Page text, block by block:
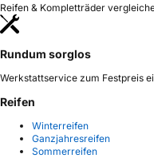
Reifen & Kompletträder
Rundum sorglos
Werkstattservice zum Festpreis
Reifen
Winterreifen
Ganzjahresreifen
Sommerreifen